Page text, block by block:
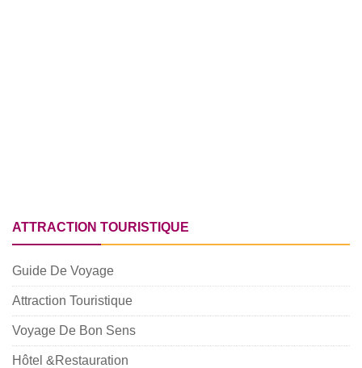
ATTRACTION TOURISTIQUE
Guide De Voyage
Attraction Touristique
Voyage De Bon Sens
Hôtel &Restauration